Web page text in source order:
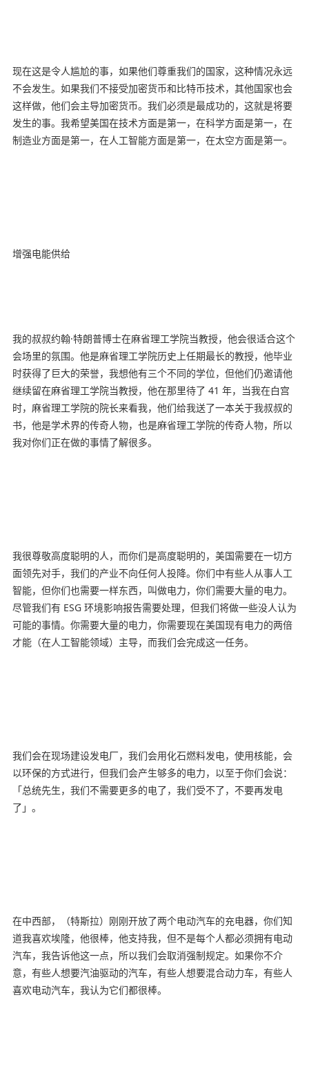
现在这是令人尴尬的事，如果他们尊重我们的国家，这种情况永远
不会发生。如果我们不接受加密货币和比特币技术，其他国家也会
这样做，他们会主导加密货币。我们必须是最成功的，这就是将要
发生的事。我希望美国在技术方面是第一，在科学方面是第一，在
制造业方面是第一，在人工智能方面是第一，在太空方面是第一。
增强电能供给
我的叔叔约翰·特朗普博士在麻省理工学院当教授，他会很适合这个
会场里的氛围。他是麻省理工学院历史上任期最长的教授，他毕业
时获得了巨大的荣誉，我想他有三个不同的学位，但他们仍邀请他
继续留在麻省理工学院当教授，他在那里待了 41 年，当我在白宫
时，麻省理工学院的院长来看我，他们给我送了一本关于我叔叔的
书，他是学术界的传奇人物，也是麻省理工学院的传奇人物，所以
我对你们正在做的事情了解很多。
我很尊敬高度聪明的人，而你们是高度聪明的，美国需要在一切方
面领先对手，我们的产业不向任何人投降。你们中有些人从事人工
智能，但你们也需要一样东西，叫做电力，你们需要大量的电力。
尽管我们有 ESG 环境影响报告需要处理，但我们将做一些没人认为
可能的事情。你需要大量的电力，你需要现在美国现有电力的两倍
才能（在人工智能领域）主导，而我们会完成这一任务。
我们会在现场建设发电厂，我们会用化石燃料发电，使用核能，会
以环保的方式进行，但我们会产生够多的电力，以至于你们会说：
「总统先生，我们不需要更多的电了，我们受不了，不要再发电
了」。
在中西部，（特斯拉）刚刚开放了两个电动汽车的充电器，你们知
道我喜欢埃隆，他很棒，他支持我，但不是每个人都必须拥有电动
汽车，我告诉他这一点，所以我们会取消强制规定。如果你不介
意，有些人想要汽油驱动的汽车，有些人想要混合动力车，有些人
喜欢电动汽车，我认为它们都很棒。